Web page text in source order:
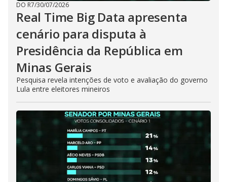
DO R7/30/07/2026
Real Time Big Data apresenta
cenário para disputa à
Presidência da República em
Minas Gerais
Pesquisa revela intenções de voto e avaliação do governo
Lula entre eleitores mineiros